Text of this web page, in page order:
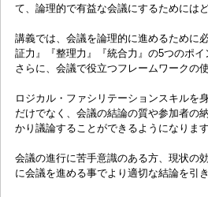
て、論理的で有益な会議にするためには
講義では、会議を論理的に進めるために
証力』『整理力』『統合力』の5つのポイ
さらに、会議で役立つフレームワークの
ロジカル・ファシリテーションスキルを
だけでなく、会議の結論の質や参加者の
かり議論することができるようになります
会議の進行に苦手意識のある方、現状の
に会議を進める事でより適切な結論を引